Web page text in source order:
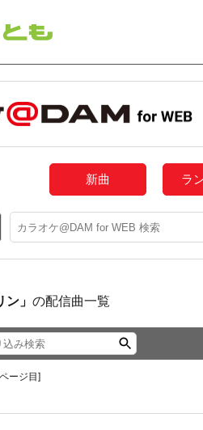
新曲 ラ
」 の配信曲一覧
ページ目]